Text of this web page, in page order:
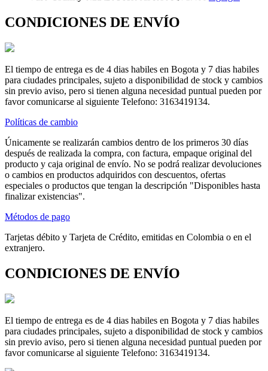
CONDICIONES DE ENVÍO
El tiempo de entrega es de 4 dias habiles en Bogota y 7 dias habiles
para ciudades principales, sujeto a disponibilidad de stock y cambios
sin previo aviso, pero si tienen alguna necesidad puntual pueden por
favor comunicarse al siguiente Telefono: 3163419134.
Políticas de cambio
Únicamente se realizarán cambios dentro de los primeros 30 días
después de realizada la compra, con factura, empaque original del
producto y caja original de envío. No se podrá realizar devoluciones
o cambios en productos adquiridos con descuentos, ofertas
especiales o productos que tengan la descripción "Disponibles hasta
finalizar existencias".
Métodos de pago
Tarjetas débito y Tarjeta de Crédito, emitidas en Colombia o en el
extranjero.
CONDICIONES DE ENVÍO
El tiempo de entrega es de 4 dias habiles en Bogota y 7 dias habiles
para ciudades principales, sujeto a disponibilidad de stock y cambios
sin previo aviso, pero si tienen alguna necesidad puntual pueden por
favor comunicarse al siguiente Telefono: 3163419134.